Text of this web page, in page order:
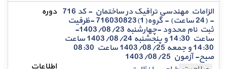
الزامات مهندسی ترافیک در ساختمان - کد 716
- (24 ساعت) - گروه(1)716030823 -ظرفیت
ثبت نام محدود -چهارشنبه 1403/08/23-
ساعت 14:30 و پنجشنبه 1403/08/24 ساعت
14:30 و جمعه 1403/08/25 ساعت 08:30
صبح- آزمون 1403/08/25